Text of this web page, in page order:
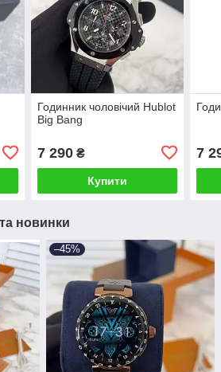
Годинник чоловічий Hublot
Big Bang
7 290₴
Купити
7
новинки
–45%